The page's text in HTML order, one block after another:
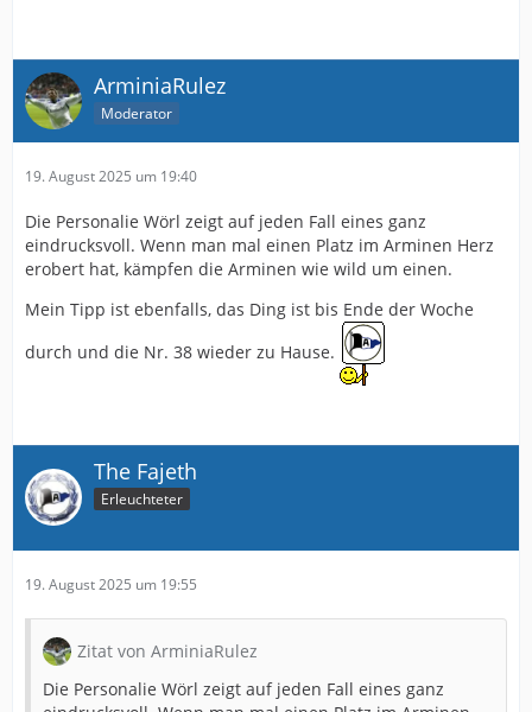
ArminiaRulez
Moderator
19. August 2025 um 19:40
Die Personalie Wörl zeigt auf jeden Fall eines ganz
eindrucksvoll. Wenn man mal einen Platz im Arminen Herz
erobert hat, kämpfen die Arminen wie wild um einen.
Mein Tipp ist ebenfalls, das Ding ist bis Ende der Woche
durch und die Nr. 38 wieder zu Hause.
The Fajeth
Erleuchteter
19. August 2025 um 19:55
Zitat von ArminiaRulez
Die Personalie Wörl zeigt auf jeden Fall eines ganz